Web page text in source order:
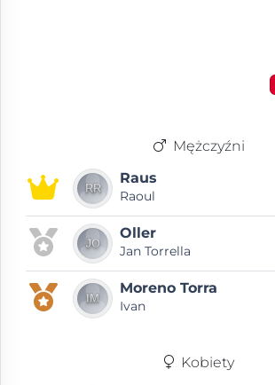
Mężczyźni
Raus
Raoul
Oller
Jan Torrella
Moreno Torra
Ivan
Kobiety